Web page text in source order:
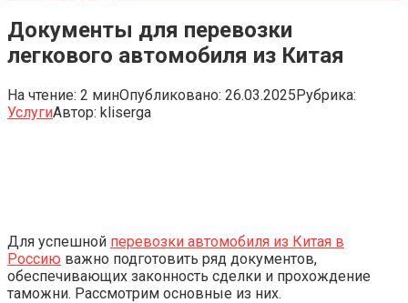
Документы для перевозки
легкового автомобиля из Китая
На чтение: 2 минОпубликовано: 26.03.2025Рубрика:
УслугиАвтор: kliserga
Для успешной перевозки автомобиля из Китая в
Россию важно подготовить ряд документов,
обеспечивающих законность сделки и прохождение
таможни. Рассмотрим основные из них.